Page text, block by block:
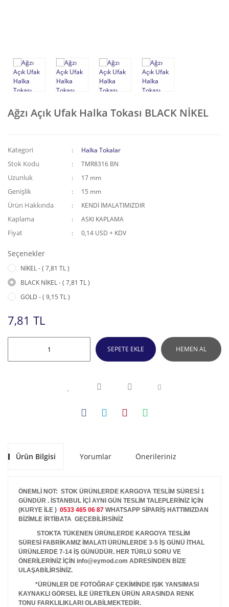
Ağzı Açık Ufak Halka Tokası BLACK NİKEL
Kategori Halka Tokalar
Stok Kodu TMR8316 BN
Uzunluk 17 mm
Genişlik 15 mm
Ürün Hakkında KENDİ İMALATIMIZDIR
Kaplama ASKI KAPLAMA
Fiyat 0,14 USD + KDV
Seçenekler
NİKEL - ( 7,81 TL )
BLACK NİKEL - ( 7,81 TL )
GOLD - ( 9,15 TL )
7,81 TL
SEPETE EKLE HEMEN AL
Ürün Bilgisi Yorumlar Önerileriniz
ÖNEMLİ NOT: STOK ÜRÜNLERDE KARGOYA TESLİM SÜRESİ 1
GÜNDÜR . İSTANBUL İÇİ AYNI GÜN TESLİM TALEPLERİNİZ İÇİN
(KURYE İLE ) 0533 465 06 87 WHATSAPP SİPARİŞ HATTIMIZDAN
BİZİMLE İRTİBATA GEÇEBİLİRSİNİZ
STOKTA TÜKENEN ÜRÜNLERDE KARGOYA TESLİM
SÜRESİ FABRİKAMIZ İMALATI ÜRÜNLERDE 3-5 İŞ GÜNÜ İTHAL
ÜRÜNLERDE 7-14 İŞ GÜNÜDÜR. HER TÜRLÜ SORU VE
ÖNERİLERİNİZ İÇİN info@eymod.com ADRESİNDEN BİZE
ULAŞABİLİRSİNİZ.
*ÜRÜNLER DE FOTOĞRAF ÇEKİMİNDE IŞIK YANSIMASI
KAYNAKLI GÖRSEL İLE ÜRETİLEN ÜRÜN ARASINDA RENK
TONU FARKLILIKLARI OLABİLMEKTEDİR.
Kıstırma Tokalar
Zincirli Aksesuarlar